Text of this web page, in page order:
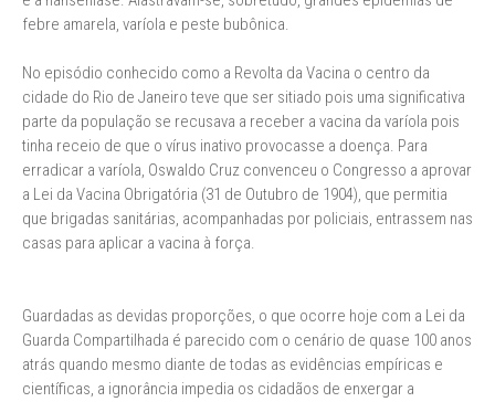
febre amarela, varíola e peste bubônica.
No episódio conhecido como a Revolta da Vacina o centro da
cidade do Rio de Janeiro teve que ser sitiado pois uma significativa
parte da população se recusava a receber a vacina da varíola pois
tinha receio de que o vírus inativo provocasse a doença. Para
erradicar a varíola, Oswaldo Cruz convenceu o Congresso a aprovar
a Lei da Vacina Obrigatória (31 de Outubro de 1904), que permitia
que brigadas sanitárias, acompanhadas por policiais, entrassem nas
casas para aplicar a vacina à força.
Guardadas as devidas proporções, o que ocorre hoje com a Lei da
Guarda Compartilhada é parecido com o cenário de quase 100 anos
atrás quando mesmo diante de todas as evidências empíricas e
científicas, a ignorância impedia os cidadãos de enxergar a